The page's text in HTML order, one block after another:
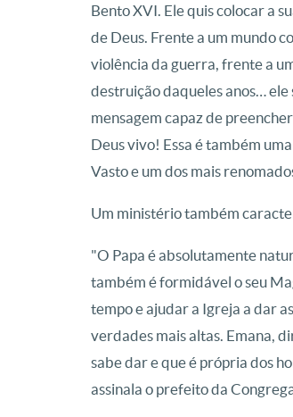
Bento XVI. Ele quis colocar a
de Deus. Frente a um mundo
violência da guerra, frente a
destruição daqueles anos… ele
mensagem capaz de
Deus vivo! Essa é também
Vasto e um dos mais
Um ministério também
"O Papa é absolutamente
também é formidável o seu
tempo e ajudar a Igreja a dar
verdades mais altas. Emana,
sabe dar e que é própria dos
assinala o prefeito da